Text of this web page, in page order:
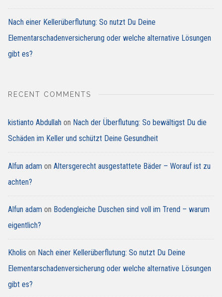
Nach einer Kellerüberflutung: So nutzt Du Deine
Elementarschadenversicherung oder welche alternative Lösungen
gibt es?
RECENT COMMENTS
kistianto Abdullah on Nach der Überflutung: So bewältigst Du die
Schäden im Keller und schützt Deine Gesundheit
Alfun adam on Altersgerecht ausgestattete Bäder – Worauf ist zu
achten?
Alfun adam on Bodengleiche Duschen sind voll im Trend – warum
eigentlich?
Kholis on Nach einer Kellerüberflutung: So nutzt Du Deine
Elementarschadenversicherung oder welche alternative Lösungen
gibt es?